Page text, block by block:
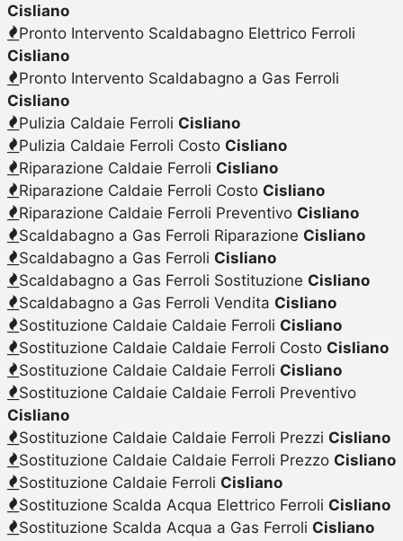
Cisliano
Pronto Intervento Scaldabagno Elettrico Ferroli
Cisliano
Pronto Intervento Scaldabagno a Gas Ferroli
Cisliano
Pulizia Caldaie Ferroli Cisliano
Pulizia Caldaie Ferroli Costo Cisliano
Riparazione Caldaie Ferroli Cisliano
Riparazione Caldaie Ferroli Costo Cisliano
Riparazione Caldaie Ferroli Preventivo Cisliano
Scaldabagno a Gas Ferroli Riparazione Cisliano
Scaldabagno a Gas Ferroli Cisliano
Scaldabagno a Gas Ferroli Sostituzione Cisliano
Scaldabagno a Gas Ferroli Vendita Cisliano
Sostituzione Caldaie Caldaie Ferroli Cisliano
Sostituzione Caldaie Caldaie Ferroli Costo Cisliano
Sostituzione Caldaie Caldaie Ferroli Cisliano
Sostituzione Caldaie Caldaie Ferroli Preventivo
Cisliano
Sostituzione Caldaie Caldaie Ferroli Prezzi Cisliano
Sostituzione Caldaie Caldaie Ferroli Prezzo Cisliano
Sostituzione Caldaie Ferroli Cisliano
Sostituzione Scalda Acqua Elettrico Ferroli Cisliano
Sostituzione Scalda Acqua a Gas Ferroli Cisliano